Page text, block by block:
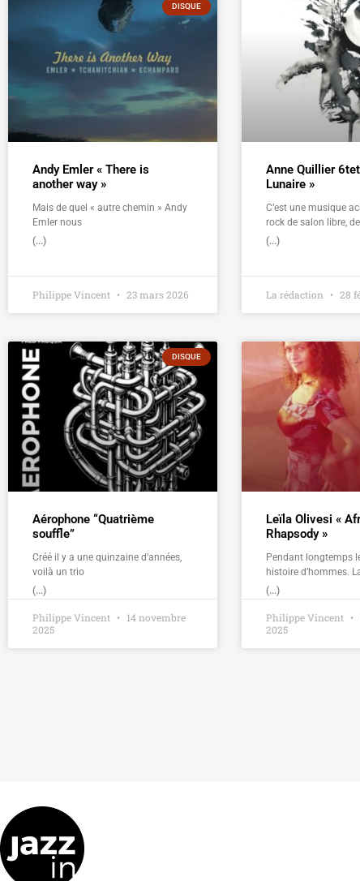
DISQUE
Andy Emler « There is
another way »
Mais de quel « autre chemin » Andy
Emler nous
(...)
Philippe Vincent 23 mars 2026
Anne Quillier
Lunaire »
C’est une musique
rock de salon libre, de
(...)
La rédaction 28
DISQUE
Aérophone “Quatrième
souffle”
Créé il y a une quinzaine d’années,
voilà un trio
(...)
Philippe Vincent
14 novembre
2025
Leïla Olivesi «
Rhapsody »
Pendant longtemps
histoire d’hommes.
(...)
Philippe Vincent
2025